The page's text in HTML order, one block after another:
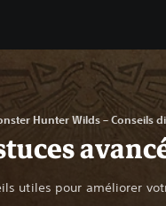
Hunter Wilds – Conseils
utiles pour améliorer